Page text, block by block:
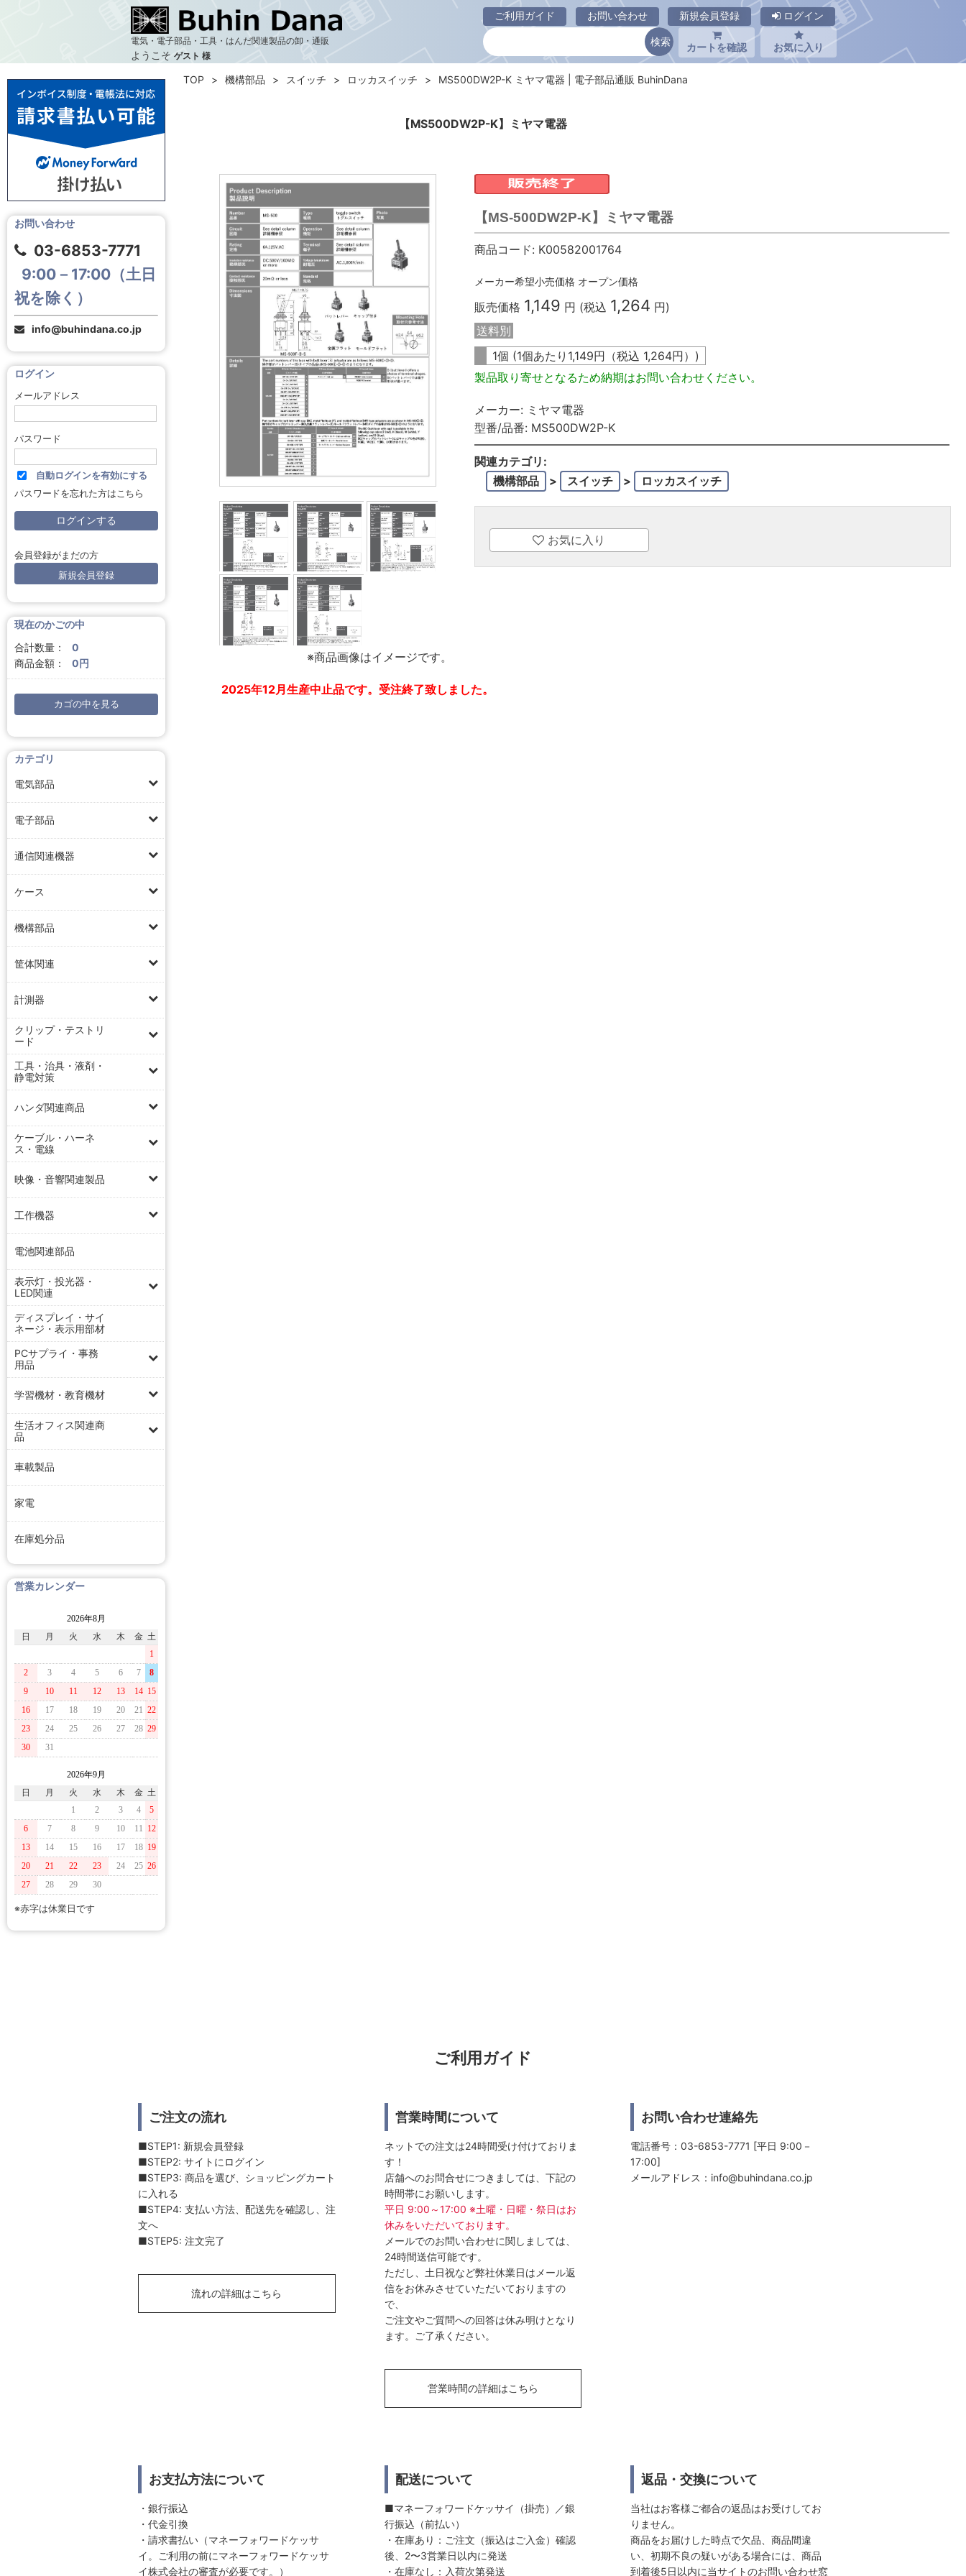
電気・電子部品・工具・はんだ関連製品の卸・通販
ようこそ ゲスト 様
ご利用ガイド お問い合わせ 新規会員登録 ログイン
カートを確認 お気に入り
【MS500DW2P-K】ミヤマ電器
お問い合わせ
03-6853-7771
9:00－17:00（土日
祝を除く）
info@buhindana.co.jp
ログイン
メールアドレス
パスワード
自動ログインを有効にする
パスワードを忘れた方はこちら
会員登録がまだの方
新規会員登録
現在のかごの中
合計数量：
0
商品金額：
0円
カゴの中を見る
カテゴリ
電気部品
電子部品
通信関連機器
ケース
機構部品
筐体関連
計測器
クリップ・テストリ
ード
工具・治具・液剤・
静電対策
ハンダ関連商品
ケーブル・ハーネ
ス・電線
映像・音響関連製品
工作機器
電池関連部品
表示灯・投光器・
LED関連
ディスプレイ・サイ
ネージ・表示用部材
PCサプライ・事務
用品
学習機材・教育機材
生活オフィス関連商
品
車載製品
家電
在庫処分品
営業カレンダー
2026年8月
日
月 火 水 木 金 土
1
2
3 4 5 6 7
8
9
10 11 12 13 14 15
16
17 18 19 20 21 22
23
24 25 26 27 28 29
30
31
2026年9月
日
月 火 水 木 金 土
1
2 3 4
5
6
7 8 9 10 11 12
13
14 15 16 17 18 19
20
21 22 23 24 25 26
27
28 29 30
※赤字は休業日です
TOP 機構部品 スイッチ ロッカスイッチ MS500DW2P-K ミヤマ電器 | 電子部品通販 BuhinDana
※商品画像はイメージです。
【MS-500DW2P-K】ミヤマ電器
商品コード: K00582001764
メーカー希望小売価格 オープン価格
販売価格 1,149 円 (税込 1,264 円)
送料別
1個 (1個あたり 1,149円（税込 1,264円）)
製品取り寄せとなるため納期はお問い合わせください。
メーカー: ミヤマ電器
型番/品番: MS500DW2P-K
関連カテゴリ:
機構部品
> スイッチ > ロッカスイッチ
お気に入り
2025年12月生産中止品です。受注終了致しました。
ご利用ガイド
ご注文の流れ
■STEP1: 新規会員登録
■STEP2: サイトにログイン
■STEP3: 商品を選び、ショッピングカート
に入れる
■STEP4: 支払い方法、配送先を確認し、注
文へ
■STEP5: 注文完了
流れの詳細はこちら
営業時間について
ネットでの注文は24時間受け付けておりま
す！
店舗へのお問合せにつきましては、下記の
時間帯にお願いします。
平日 9:00～17:00 ※土曜・日曜・祭日はお
休みをいただいております。
メールでのお問い合わせに関しましては、
24時間送信可能です。
ただし、土日祝など弊社休業日はメール返
信をお休みさせていただいておりますの
で、
ご注文やご質問への回答は休み明けとなり
ます。ご了承ください。
営業時間の詳細はこちら
お問い合わせ連絡先
電話番号：03-6853-7771 [平日 9:00－
17:00]
メールアドレス： info@buhindana.co.jp
お支払方法について
・銀行振込
・代金引換
・請求書払い（マネーフォワードケッサ
イ。ご利用の前にマネーフォワードケッサ
イ株式会社の審査が必要です。）
配送について
■マネーフォワードケッサイ（掛売）／銀
行振込（前払い）
・在庫あり：ご注文（振込はご入金）確認
後、2〜3営業日以内に発送
・在庫なし：入荷次第発送
返品・交換について
当社はお客様ご都合の返品はお受けしてお
りません。
商品をお届けした時点で欠品、商品間違
い、初期不良の疑いがある場合には、商品
到着後5日以内に当サイトのお問い合わせ窓